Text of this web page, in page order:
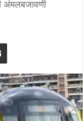
अंमलबजावणी
Share via Email